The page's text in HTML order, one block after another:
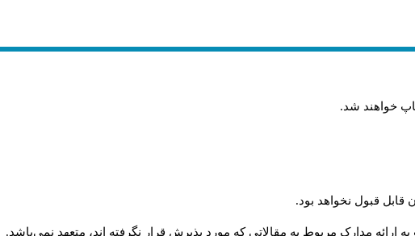
خواهند شد.
قبول نخواهد بود.
مدارک مربوط به مقالاتی که مورد پذیرش قرار نگرفته اند، متعهد نمی‌باشد.